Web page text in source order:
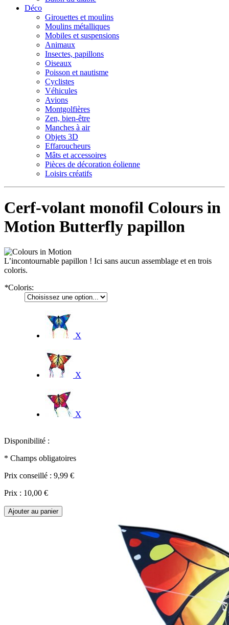
Déco
Girouettes et moulins
Moulins métalliques
Mobiles et suspensions
Animaux
Insectes, papillons
Oiseaux
Poisson et nautisme
Cyclistes
Véhicules
Avions
Montgolfières
Zen, bien-être
Manches à air
Objets 3D
Effaroucheurs
Mâts et accessoires
Pièces de décoration éolienne
Loisirs créatifs
Cerf-volant monofil Colours in
Motion Butterfly papillon
L’incontournable papillon ! Ici sans aucun assemblage et en trois
coloris.
*Coloris:
X
X
X
Disponibilité :
* Champs obligatoires
Prix conseillé : 9,99 €
Prix : 10,00 €
Ajouter au panier